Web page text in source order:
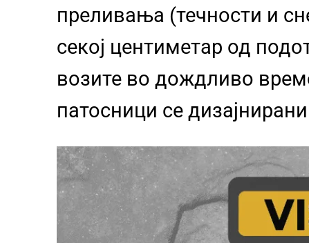
преливања (течности и
секој центиметар од
возите во дождливо
патосници се